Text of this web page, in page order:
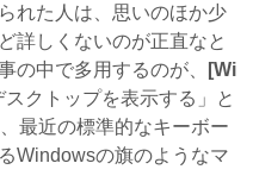
れた人は、思いのほか少
詳しくないのが正直なと
の中で多用するのが、
[Wi
クトップを表示する」と
最近の標準的なキーボー
Windowsの旗のようなマ